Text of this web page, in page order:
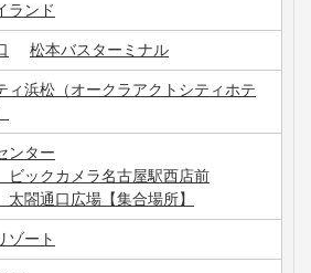
ランド
松本バスターミナル
ィ浜松（オークラアクトシティホテ
ンター
ックカメラ名古屋駅西店前
閤通口広場【集合場所】
ゾート